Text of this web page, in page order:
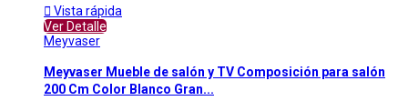
 Vista rápida
Ver Detalle
Meyvaser
Meyvaser Mueble de salón y TV Composición para salón
200 Cm Color Blanco Gran...